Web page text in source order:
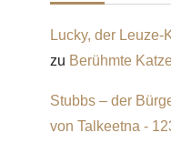
Lucky, der Leuze-
zu Berühmte
Stubbs – der
von Talkeetna -